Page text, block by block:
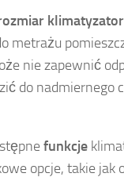
metrażu
nie zapewnić
do nadmiernego
funkcje
opcje, takie jak